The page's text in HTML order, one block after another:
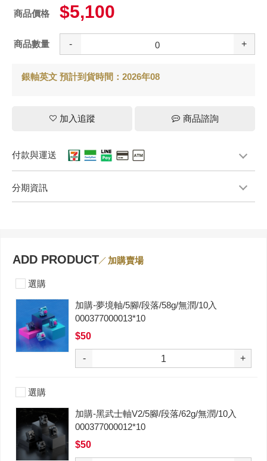
商品價格 $5,100
商品數量 - +
銀軸英文 預計到貨時間：2026年08
加入追蹤 商品諮詢
付款與運送
分期資訊
ADD PRODUCT 加購賣場
選購
加購-夢境軸/5腳/段落/58g/無潤/10入
000377000013*10
$50
- +
選購
加購-黑武士軸V2/5腳/段落/62g/無潤/10入
000377000012*10
$50